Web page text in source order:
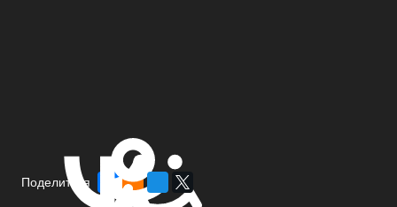
Поделиться